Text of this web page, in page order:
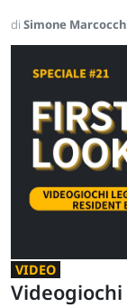
di Simone
VIDEO